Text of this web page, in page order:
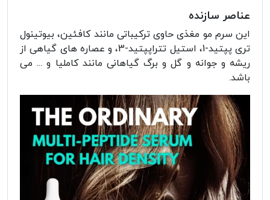
عناصر سازنده
این سرم مو مغذی حاوی ترکیباتی مانند کافئین، بیوتینول
تری پپتید-1، استیل تتراپپتید-3، و عصاره های گیاهی از
ریشه و جوانه و گل و برگ گیاهانی مانند کاملیا و ... می
باشد.